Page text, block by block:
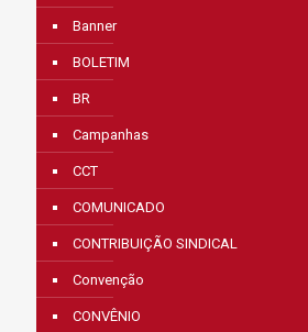
Banner
BOLETIM
BR
Campanhas
CCT
COMUNICADO
CONTRIBUIÇÃO SINDICAL
Convenção
CONVÊNIO